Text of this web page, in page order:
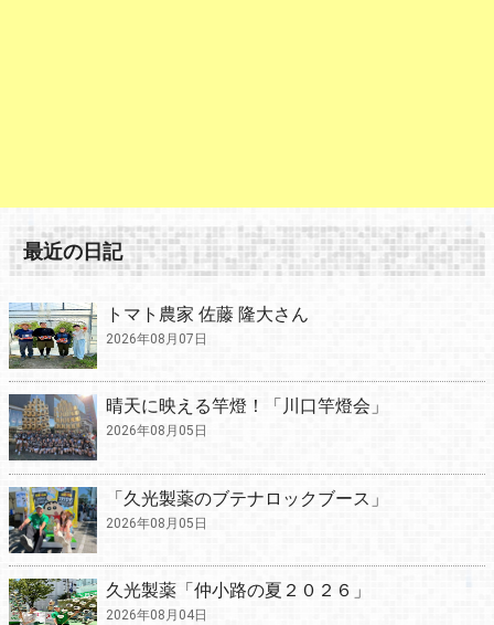
最近の日記
トマト農家 佐藤 隆大さん
2026年08月07日
晴天に映える竿燈！「川口竿燈会」
2026年08月05日
「久光製薬のブテナロックブース」
2026年08月05日
久光製薬「仲小路の夏２０２６」
2026年08月04日